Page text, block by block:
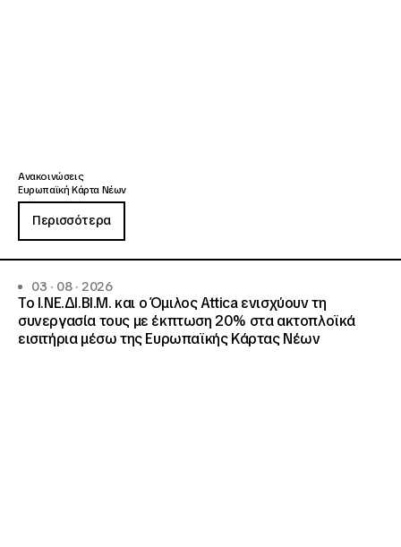
Ανακοινώσεις
Ευρωπαϊκή Κάρτα Νέων
Περισσότερα
03 · 08 · 2026
Το Ι.ΝΕ.ΔΙ.ΒΙ.Μ. και o Όμιλος Attica ενισχύουν τη
συνεργασία τους με έκπτωση 20% στα ακτοπλοϊκά
εισιτήρια μέσω της Ευρωπαϊκής Κάρτας Νέων